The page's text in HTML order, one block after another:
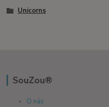
Unicorns
SouZou®
O nás